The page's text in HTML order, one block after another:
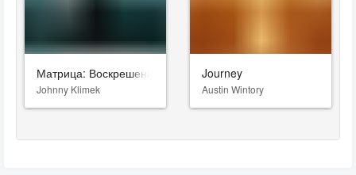
Матрица: Воскрешение
Johnny Klimek
Journey
Austin Wintory